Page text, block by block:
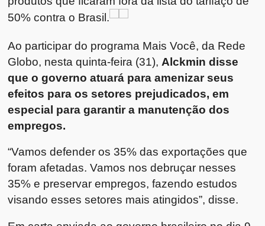
50% contra o Brasil.
Ao participar do programa Mais Você, da Rede
Globo, nesta quinta-feira (31), Alckmin disse
que o governo atuará para amenizar seus
efeitos para os setores prejudicados, em
especial para garantir a manutenção dos
empregos.
“Vamos defender os 35% das exportações que
foram afetadas. Vamos nos debruçar nesses
35% e preservar empregos, fazendo estudos
visando esses setores mais atingidos”, disse.